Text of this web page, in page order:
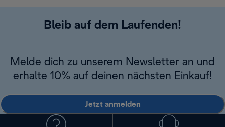
Bleib auf dem Laufenden!
Melde dich zu unserem Newsletter an und
erhalte 10% auf deinen nächsten Einkauf!
Jetzt anmelden